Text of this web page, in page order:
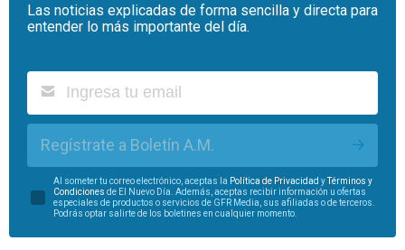
Las noticias explicadas de forma sencilla y directa para
entender lo más importante del día.
Regístrate a Boletín A.M.
Al someter tu correo electrónico, aceptas la Política de Privacidad yTérminos y
Condiciones de El Nuevo Día. Además, aceptas recibir información u ofertas
especiales de productos o servicios de GFR Media, sus afiliadas o de terceros.
Podrás optar salirte de los boletines en cualquier momento.